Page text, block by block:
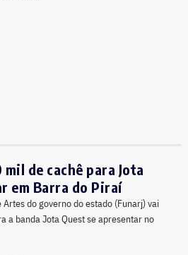
de cachê para Jota
em Barra do Piraí
do governo do estado (Funarj) vai
a banda Jota Quest se apresentar no